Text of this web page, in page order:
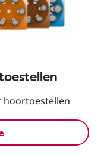
hoortoestellen